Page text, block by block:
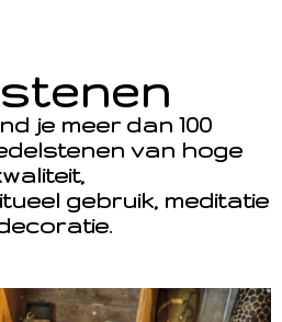
je meer dan 100
van hoge
gebruik, meditatie